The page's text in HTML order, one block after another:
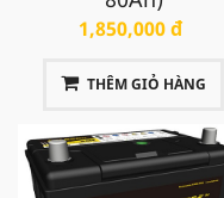
1,850,000 đ
THÊM GIỎ HÀNG